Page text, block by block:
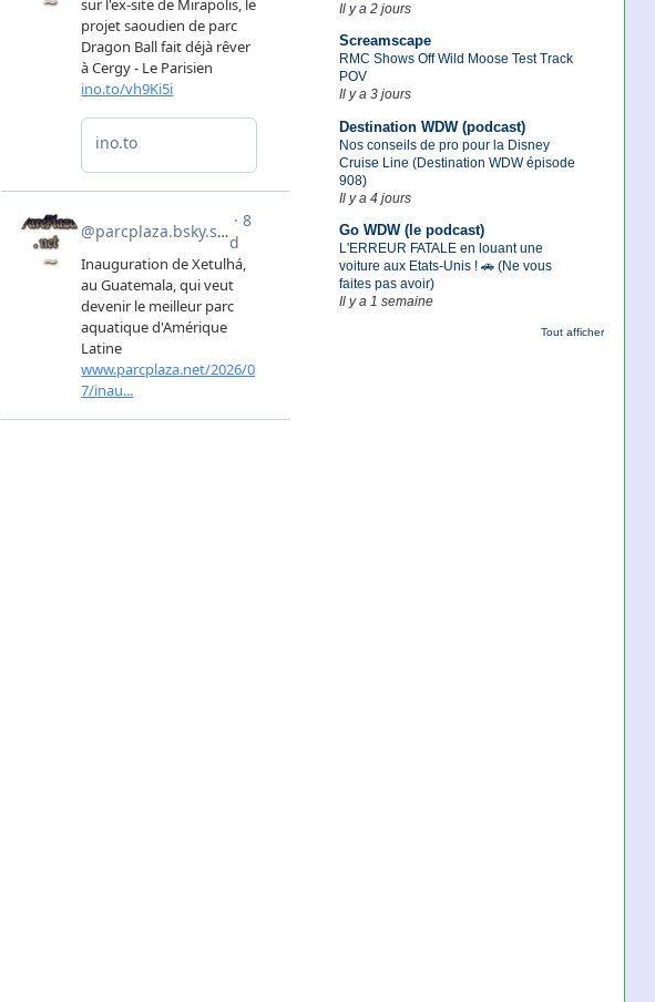
Il y a 2 jours
Screamscape
RMC Shows Off Wild Moose Test Track
POV
Il y a 3 jours
Destination WDW (podcast)
Nos conseils de pro pour la Disney
Cruise Line (Destination WDW épisode
908)
Il y a 4 jours
Go WDW (le podcast)
L'ERREUR FATALE en louant une
voiture aux Etats-Unis ! 🚗 (Ne vous
faites pas avoir)
Il y a 1 semaine
Tout afficher